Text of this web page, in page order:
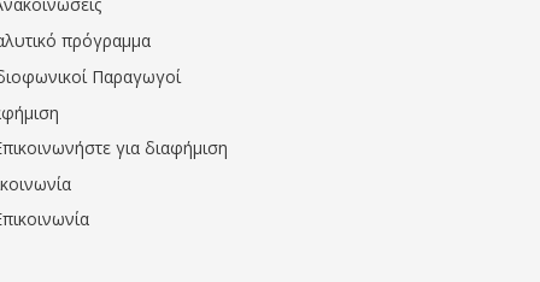
πρόγραμμα
Παραγωγοί
για διαφήμιση